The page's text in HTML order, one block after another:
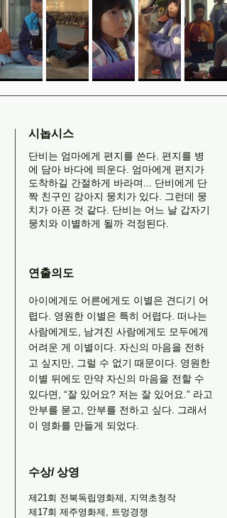
시놉시스
단비는 엄마에게 편지를 쓴다. 편지를 병
에 담아 바다에 띄운다. 엄마에게 편지가
도착하길 간절하게 바라며... 단비에게 단
짝 친구인 강아지 뭉치가 있다. 그런데 뭉
치가 아픈 것 같다. 단비는 어느 날 갑자기
뭉치와 이별하게 될까 걱정된다.
연출의도
아이에게도 어른에게도 이별은 견디기 어
렵다. 영원한 이별은 특히 어렵다. 떠나는
사람에게도, 남겨진 사람에게도 모두에게
어려운 게 이별이다. 자신의 마음을 전하
고 싶지만, 그럴 수 없기 때문이다. 영원한
이별 뒤에도 만약 자신의 마음을 전할 수
있다면, “잘 있어요? 저는 잘 있어요.” 라고
안부를 묻고, 안부를 전하고 싶다. 그래서
이 영화를 만들게 되었다.
수상/ 상영
제21회 전북독립영화제, 지역초청작
제17회 제주영화제, 트멍경쟁